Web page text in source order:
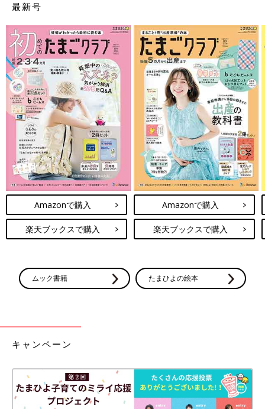
唇が荒れるおもな原因は、乾燥や栄養不足です。乾燥を防ぐため
に、こまめな保湿と水分補給を意識しましょう。また、ビタミン
AやビタミンB群など、唇の健康にかかわる栄養素をバランスよ
く摂ることも大切です。食事でからだの内側からケアしつつ、リ
ップクリームの使用や唇を刺激しないことなど外側からのケアも
併せて行い、唇の荒れを防いでいきましょう。
＜参考文献＞
※1 一般財団法人茨城県メディカルセンター「健康まめ知識 冬
の子どもの肌トラブルに要注意！なめまわし皮膚炎とは？
（2023年1月）」
※3 公益財団法人長寿科学振興財団健康長寿ネット「ビタミンB2
の働きと1日の摂取量」
最新号
Amazonで購入
楽天ブックスで購入
Amazonで購入
楽天ブックスで購入
ムック書籍 たまひよの絵本
キャンペーン